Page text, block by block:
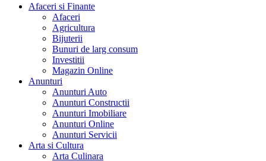
Afaceri si Finante
Afaceri
Agricultura
Bijuterii
Bunuri de larg consum
Investitii
Magazin Online
Anunturi
Anunturi Auto
Anunturi Constructii
Anunturi Imobiliare
Anunturi Online
Anunturi Servicii
Arta si Cultura
Arta Culinara